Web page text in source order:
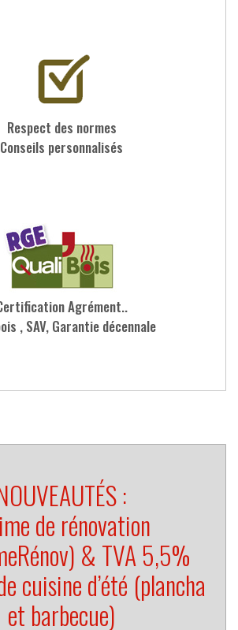
Respect des normes
Conseils personnalisés
Agrément..
, SAV, Garantie décennale
:
de rénovation
& TVA 5,5%
cuisine d’été (plancha
et barbecue)